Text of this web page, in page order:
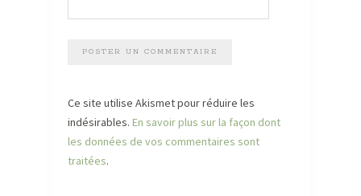
Ce site utilise Akismet pour réduire les
indésirables. En savoir plus sur la façon dont
les données de vos commentaires sont
traitées.